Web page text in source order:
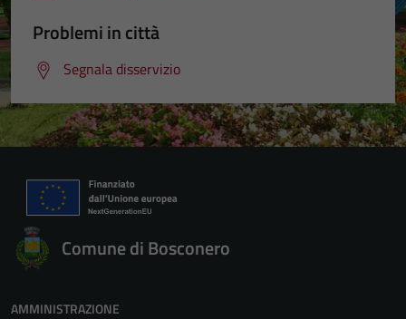
Problemi in città
Segnala disservizio
Comune di Bosconero
AMMINISTRAZIONE